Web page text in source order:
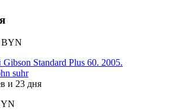
BYN
Standard Plus 60. 2005.
suhr
и 23 дня